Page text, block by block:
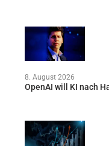
8. August 2026
OpenAI will KI nach